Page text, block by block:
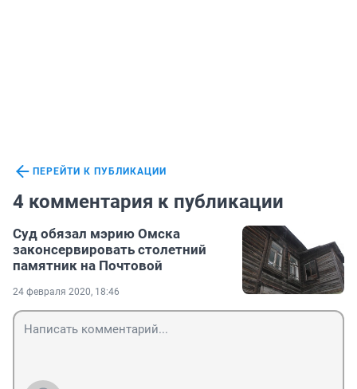
ПЕРЕЙТИ К ПУБЛИКАЦИИ
4 комментария к публикации
Суд обязал мэрию Омска
законсервировать столетний
памятник на Почтовой
24 февраля 2020, 18:46